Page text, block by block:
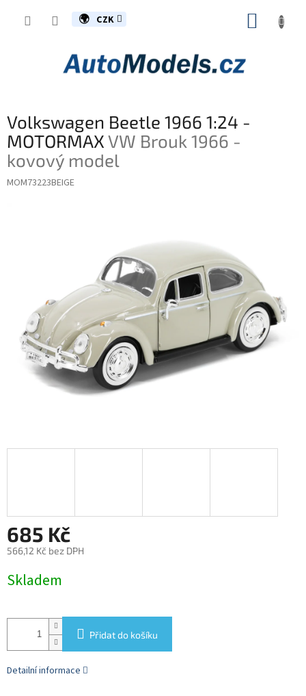
CZK
Volkswagen Beetle 1966 1:24 -
MOTORMAXVW Brouk 1966 -
kovový model
MOM73223BEIGE
685 Kč
566,12 Kč bez DPH
cena:
Skladem
Přidat do košíku
Detailní informace